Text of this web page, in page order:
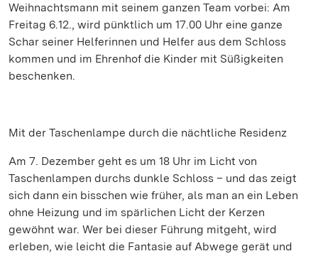
Weihnachtsmann mit seinem ganzen Team vorbei: Am
Freitag 6.12., wird pünktlich um 17.00 Uhr eine ganze
Schar seiner Helferinnen und Helfer aus dem Schloss
kommen und im Ehrenhof die Kinder mit Süßigkeiten
beschenken.
Mit der Taschenlampe durch die nächtliche Residenz
Am 7. Dezember geht es um 18 Uhr im Licht von
Taschenlampen durchs dunkle Schloss – und das zeigt
sich dann ein bisschen wie früher, als man an ein Leben
ohne Heizung und im spärlichen Licht der Kerzen
gewöhnt war. Wer bei dieser Führung mitgeht, wird
erleben, wie leicht die Fantasie auf Abwege gerät und